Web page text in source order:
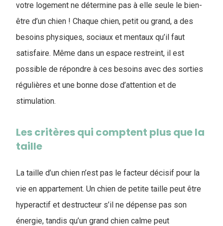
votre logement ne détermine pas à elle seule le bien-
être d’un chien ! Chaque chien, petit ou grand, a des
besoins physiques, sociaux et mentaux qu’il faut
satisfaire. Même dans un espace restreint, il est
possible de répondre à ces besoins avec des sorties
régulières et une bonne dose d’attention et de
stimulation.
Les critères qui comptent plus que la
taille
La taille d’un chien n’est pas le facteur décisif pour la
vie en appartement. Un chien de petite taille peut être
hyperactif et destructeur s’il ne dépense pas son
énergie, tandis qu’un grand chien calme peut